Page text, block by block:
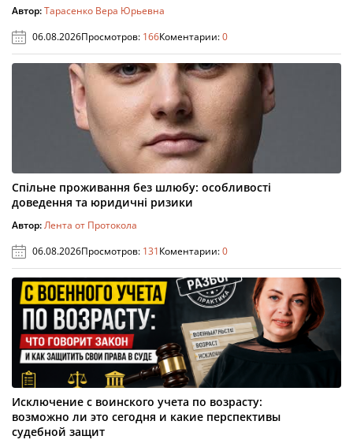
Автор:Тарасенко Вера Юрьевна
06.08.2026Просмотров: 166Коментарии:0
Спільне проживання без шлюбу: особливості
доведення та юридичні ризики
Автор:Лента от Протокола
06.08.2026Просмотров: 131Коментарии:0
Исключение с воинского учета по возрасту:
возможно ли это сегодня и какие перспективы
судебной защит